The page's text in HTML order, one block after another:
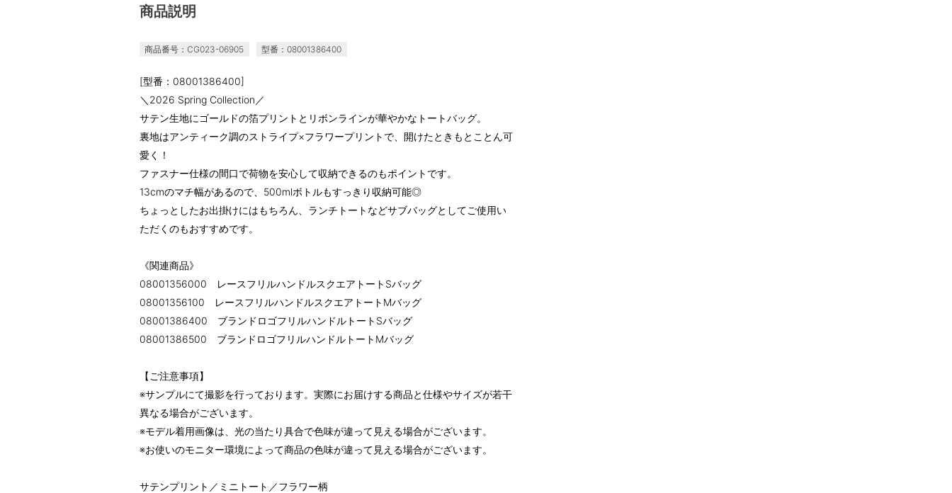
商品説明
商品番号：CG023-06905 型番：08001386400
[型番：08001386400]
＼2026 Spring Collection／
サテン生地にゴールドの箔プリントとリボンラインが華やかなトートバッグ。
裏地はアンティーク調のストライプ×フラワープリントで、開けたときもとことん可
愛く！
ファスナー仕様の間口で荷物を安心して収納できるのもポイントです。
13cmのマチ幅があるので、500mlボトルもすっきり収納可能◎
ちょっとしたお出掛けにはもちろん、ランチトートなどサブバッグとしてご使用い
ただくのもおすすめです。
《関連商品》
08001356000 レースフリルハンドルスクエアトートSバッグ
08001356100 レースフリルハンドルスクエアトートMバッグ
08001386400 ブランドロゴフリルハンドルトートSバッグ
08001386500 ブランドロゴフリルハンドルトートMバッグ
【ご注意事項】
※サンプルにて撮影を行っております。実際にお届けする商品と仕様やサイズが若干
異なる場合がございます。
※モデル着用画像は、光の当たり具合で色味が違って見える場合がございます。
※お使いのモニター環境によって商品の色味が違って見える場合がございます。
サテンプリント／ミニトート／フラワー柄